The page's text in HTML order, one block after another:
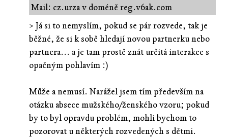
Mail: cz.urza v doméně reg.v6ak.com
> Já si to nemyslím, pokud se pár rozvede, tak je
běžné, že si k sobě hledají novou partnerku nebo
partnera... a je tam prostě znát určitá interakce s
opačným pohlavím :)
Může a nemusí. Narážel jsem tím především na
otázku absece mužského/ženského vzoru; pokud
by to byl opravdu problém, mohli bychom to
pozorovat u některých rozvedených s dětmi.